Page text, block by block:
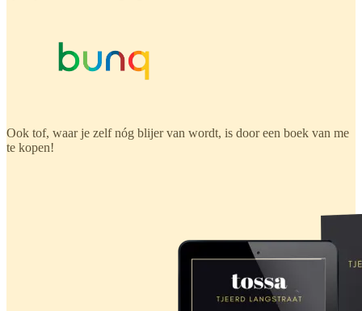
Ook tof, waar je zelf nóg blijer van wordt, is door een boek van me
te kopen!